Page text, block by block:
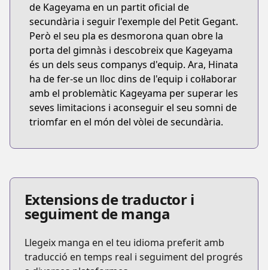
de Kageyama en un partit oficial de
secundària i seguir l'exemple del Petit Gegant.
Però el seu pla es desmorona quan obre la
porta del gimnàs i descobreix que Kageyama
és un dels seus companys d'equip. Ara, Hinata
ha de fer-se un lloc dins de l'equip i col·laborar
amb el problemàtic Kageyama per superar les
seves limitacions i aconseguir el seu somni de
triomfar en el món del vòlei de secundària.
Extensions de traductor i
seguiment de manga
Llegeix manga en el teu idioma preferit amb
traducció en temps real i seguiment del progrés